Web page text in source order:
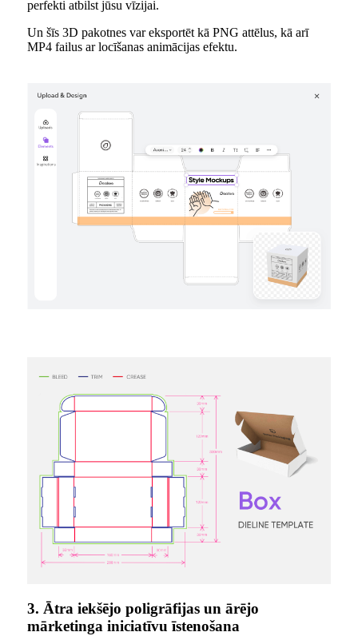
perfekti atbilst jūsu vīzijai.
Un šīs 3D pakotnes var eksportēt kā PNG attēlus, kā arī
MP4 failus ar locīšanas animācijas efektu.
3. Ātra iekšējo poligrāfijas un ārējo
mārketinga iniciatīvu īstenošana